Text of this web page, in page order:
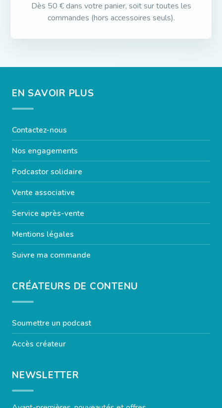
Dès 50 € dans votre panier, soit sur toutes les
commandes (hors accessoires seuls).
EN SAVOIR PLUS
Contactez-nous
Nos engagements
Podcastor solidaire
Vente associative
Service après-vente
Mentions légales
Suivre ma commande
CRÉATEURS DE CONTENU
Soumettre un podcast
Accès créateur
NEWSLETTER